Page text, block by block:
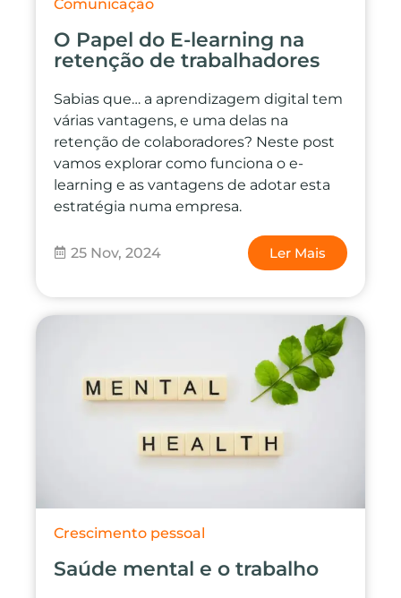
Comunicação
O Papel do E-learning na
retenção de trabalhadores
Sabias que… a aprendizagem digital tem
várias vantagens, e uma delas na
retenção de colaboradores? Neste post
vamos explorar como funciona o e-
learning e as vantagens de adotar esta
estratégia numa empresa.
25 Nov, 2024 Ler Mais
Crescimento pessoal
Saúde mental e o trabalho